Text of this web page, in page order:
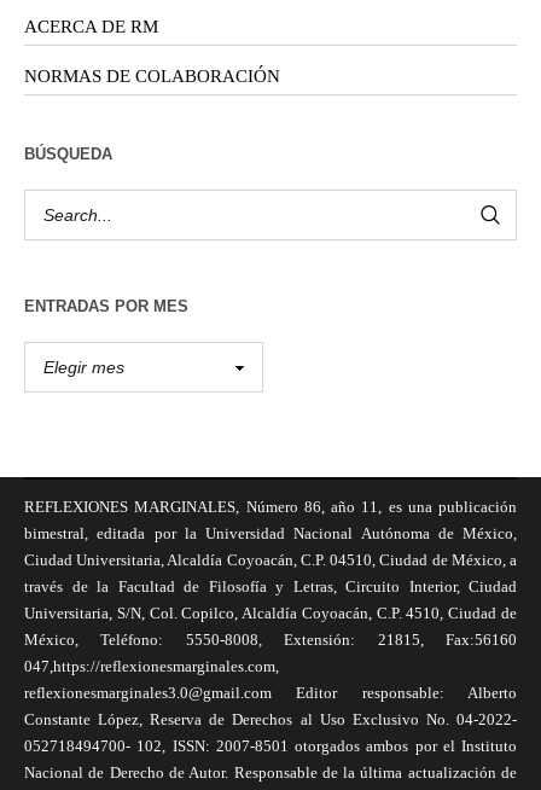
ACERCA DE RM
NORMAS DE COLABORACIÓN
BÚSQUEDA
ENTRADAS POR MES
REFLEXIONES MARGINALES, Número 86, año 11, es una publicación
bimestral, editada por la Universidad Nacional Autónoma de México,
Ciudad Universitaria, Alcaldía Coyoacán, C.P. 04510, Ciudad de México, a
través de la Facultad de Filosofía y Letras, Circuito Interior, Ciudad
Universitaria, S/N, Col. Copilco, Alcaldía Coyoacán, C.P. 4510, Ciudad de
México, Teléfono: 5550-8008, Extensión: 21815, Fax:56160
047,https://reflexionesmarginales.com,
reflexionesmarginales3.0@gmail.com Editor responsable: Alberto
Constante López, Reserva de Derechos al Uso Exclusivo No. 04-2022-
052718494700- 102, ISSN: 2007-8501 otorgados ambos por el Instituto
Nacional de Derecho de Autor. Responsable de la última actualización de